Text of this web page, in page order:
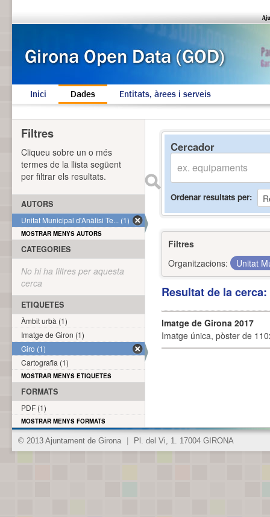
Inici Dades Entitats, àrees i serveis
Cercador
Ordenar resultats per
Filtres
Organitzacions:
Unitat
Resultat de la
Imatge de Girona 2017
Imatge única, pòster de
Filtres
Cliqueu sobre un o més
termes de la llista següent
per filtrar els resultats.
AUTORS
Unitat Municipal d'Anàlisi Te... (1)
MOSTRAR MENYS AUTORS
CATEGORIES
No hi ha filtres per aquesta
cerca
ETIQUETES
Àmbit urbà (1)
Imatge de Giron (1)
Giro (1)
Cartografia (1)
MOSTRAR MENYS ETIQUETES
FORMATS
PDF (1)
MOSTRAR MENYS FORMATS
© 2013 Ajuntament de Girona Pl. del Vi, 1. 17004 GIRONA